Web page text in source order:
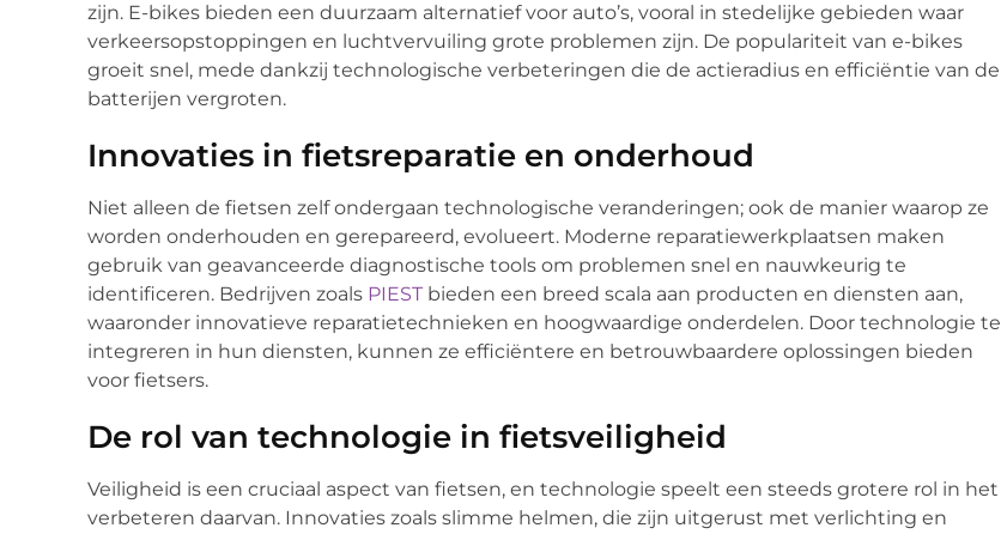
zijn. E-bikes bieden een duurzaam alternatief voor auto’s, vooral in stedelijke gebieden waar
verkeersopstoppingen en luchtvervuiling grote problemen zijn. De populariteit van e-bikes
groeit snel, mede dankzij technologische verbeteringen die de actieradius en efficiëntie van de
batterijen vergroten.
Innovaties in fietsreparatie en onderhoud
Niet alleen de fietsen zelf ondergaan technologische veranderingen; ook de manier waarop ze
worden onderhouden en gerepareerd, evolueert. Moderne reparatiewerkplaatsen maken
gebruik van geavanceerde diagnostische tools om problemen snel en nauwkeurig te
identificeren. Bedrijven zoals PIEST bieden een breed scala aan producten en diensten aan,
waaronder innovatieve reparatietechnieken en hoogwaardige onderdelen. Door technologie te
integreren in hun diensten, kunnen ze efficiëntere en betrouwbaardere oplossingen bieden
voor fietsers.
De rol van technologie in fietsveiligheid
Veiligheid is een cruciaal aspect van fietsen, en technologie speelt een steeds grotere rol in het
verbeteren daarvan. Innovaties zoals slimme helmen, die zijn uitgerust met verlichting en